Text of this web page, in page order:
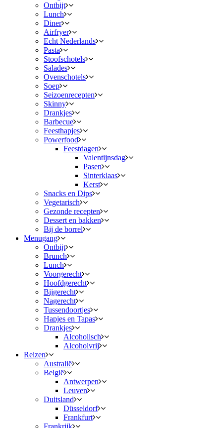
Ontbijt
Lunch
Diner
Airfryer
Echt Nederlands
Pasta
Stoofschotels
Salades
Ovenschotels
Soep
Seizoenrecepten
Skinny
Drankjes
Barbecue
Feesthapjes
Powerfood
Feestdagen
Valentijnsdag
Pasen
Sinterklaas
Kerst
Snacks en Dips
Vegetarisch
Gezonde recepten
Dessert en bakken
Bij de borrel
Menugang
Ontbijt
Brunch
Lunch
Voorgerecht
Hoofdgerecht
Bijgerecht
Nagerecht
Tussendoortjes
Hapjes en Tapas
Drankjes
Alcoholisch
Alcoholvrij
Reizen
Australië
België
Antwerpen
Leuven
Duitsland
Düsseldorf
Frankfurt